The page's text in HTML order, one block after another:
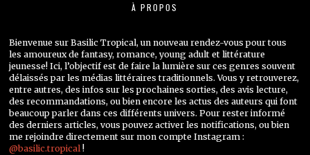
À PROPOS
Bienvenue sur Basilic Tropical, un nouveau rendez-vous pour tous
les amoureux de fantasy, romance, young adult et littérature
jeunesse! Ici, l’objectif est de faire la lumière sur ces genres souvent
délaissés par les médias littéraires traditionnels. Vous y retrouverez,
entre autres, des infos sur les prochaines sorties, des avis lecture,
des recommandations, ou bien encore les actus des auteurs qui font
beaucoup parler dans ces différents univers. Pour rester informé
des derniers articles, vous pouvez activer les notifications, ou bien
me rejoindre directement sur mon compte Instagram :
@basilic.tropical!